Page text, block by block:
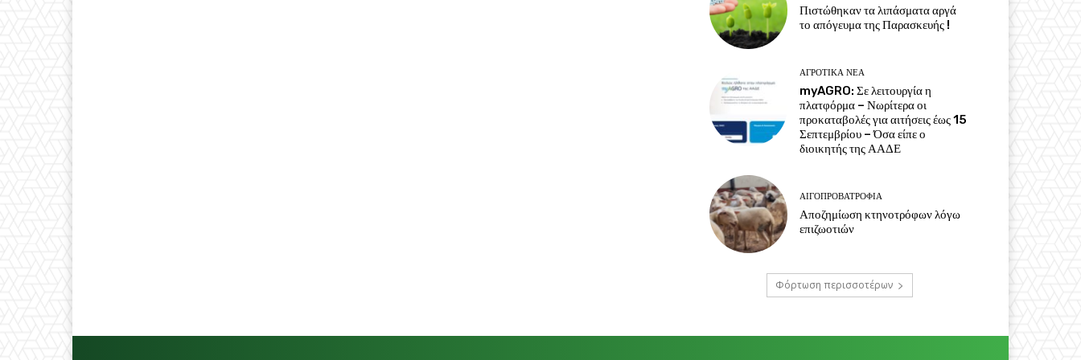
Πιστώθηκαν τα λιπάσματα αργά
το απόγευμα της Παρασκευής !
ΑΓΡΟΤΙΚΆ ΝΈΑ
myAGRO: Σε λειτουργία η
πλατφόρμα – Νωρίτερα οι
προκαταβολές για αιτήσεις έως 15
Σεπτεμβρίου – Όσα είπε ο
διοικητής της ΑΑΔΕ
ΑΙΓΟΠΡΟΒΑΤΡΟΦΊΑ
Αποζημίωση κτηνοτρόφων λόγω
επιζωοτιών
Φόρτωση περισσοτέρων